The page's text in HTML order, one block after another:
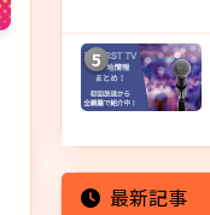
5
最新記事